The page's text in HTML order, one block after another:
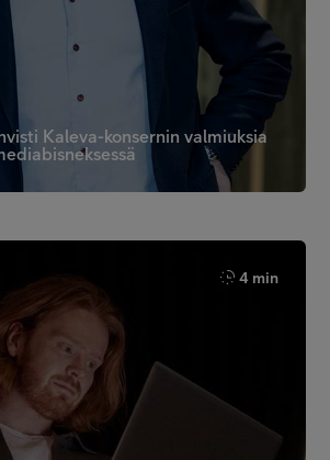
Kaleva-konsernin valmiuksia
4 min